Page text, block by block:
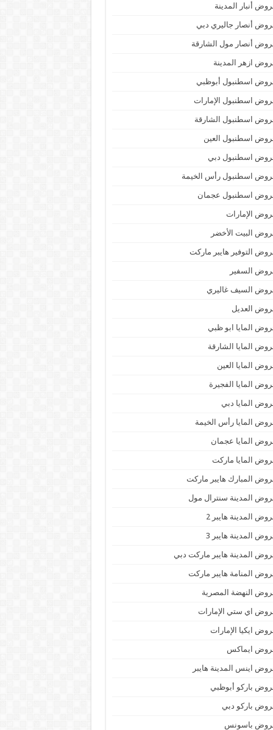
أنبار المدينة
أنصار جاليري دبي
أنصار مول الشارقة
ازهر المدينة
اسطنبول أبوظبي
اسطنبول الإمارات
اسطنبول الشارقة
اسطنبول العين
اسطنبول دبي
اسطنبول رأس الخيمة
اسطنبول عجمان
الإمارات
البيت الأخضر
التوفير هايبر ماركت
السفير
السيف غاليري
العديل
المايا ابو ظبي
المايا الشارقة
المايا العين
المايا الفجيرة
المايا دبي
المايا رأس الخيمة
المايا عجمان
المايا ماركت
المبارك هايبر ماركت
المدينة سنترال مول
المدينة هايبر 2
المدينة هايبر 3
المدينة هايبر ماركت دبي
المنامة هايبر ماركت
النهضة المصرية
اي ستي الإمارات
ايكيا الإمارات
ايماكس
اينس المدينة هايبر
باركو أبوظبي
باركو دبي
باسونس